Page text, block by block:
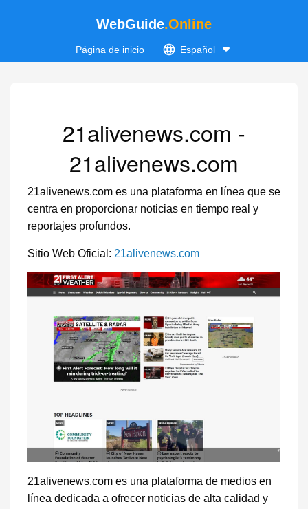
WebGuide.Online
Página de inicio Español
21alivenews.com -
21alivenews.com
21alivenews.com es una plataforma en línea que se
centra en proporcionar noticias en tiempo real y
reportajes profundos.
Sitio Web Oficial: 21alivenews.com
21alivenews.com es una plataforma de medios en
línea dedicada a ofrecer noticias de alta calidad y